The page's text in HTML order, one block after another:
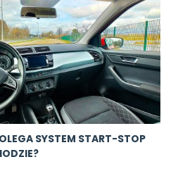
SYSTEM START-STOP